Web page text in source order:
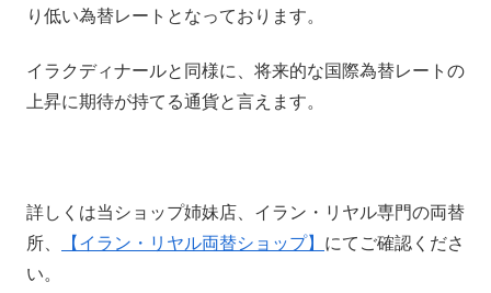
り低い為替レートとなっております。
イラクディナールと同様に、将来的な国際為替レートの
上昇に期待が持てる通貨と言えます。
詳しくは当ショップ姉妹店、イラン・リヤル専門の両替
所、
【イラン・リヤル両替ショップ】 にてご確認くださ
い。